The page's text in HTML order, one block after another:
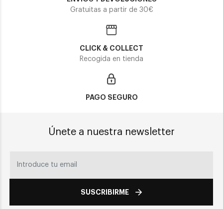
Gratuitas a partir de 30€
CLICK & COLLECT
Recogida en tienda
PAGO SEGURO
Únete a nuestra newsletter
SUSCRIBIRME